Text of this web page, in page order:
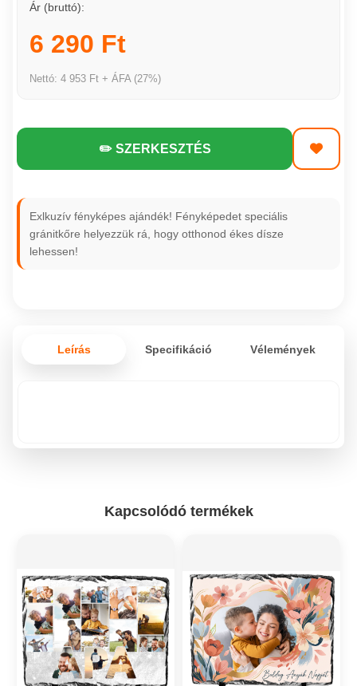
Ár (bruttó):
6 290 Ft
Nettó: 4 953 Ft + ÁFA (27%)
✏️ SZERKESZTÉS
Exlkuzív fényképes ajándék! Fényképedet speciális
gránitkőre helyezzük rá, hogy otthonod ékes dísze
lehessen!
Leírás Specifikáció Vélemények
Kapcsolódó termékek